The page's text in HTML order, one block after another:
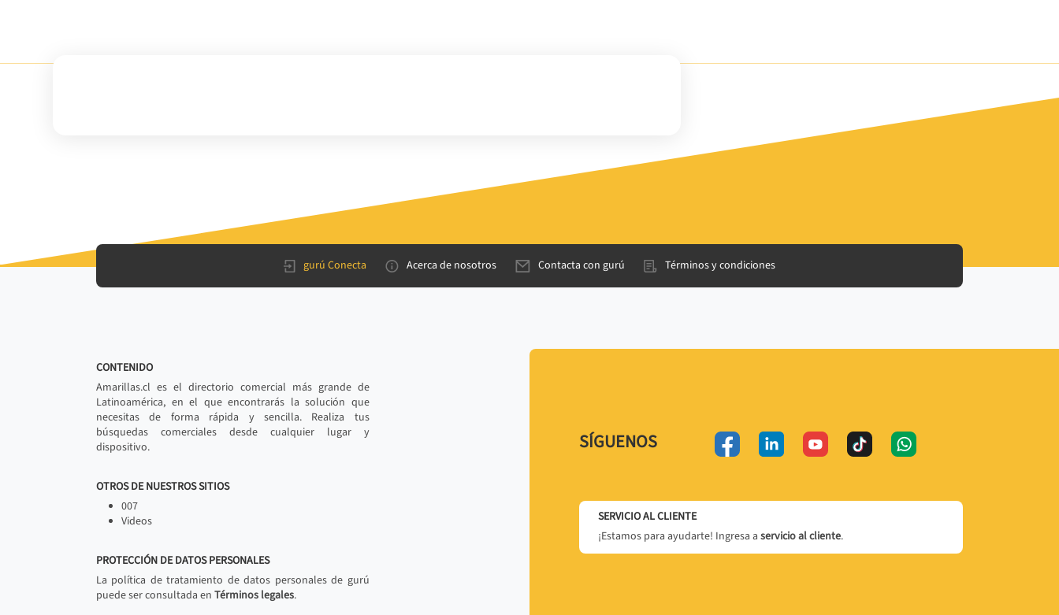
gurú Conecta Acerca de nosotros Contacta con gurú Términos y condiciones
CONTENIDO
Amarillas.cl es el directorio comercial más grande de
Latinoamérica, en el que encontrarás la solución que
necesitas de forma rápida y sencilla. Realiza tus
búsquedas comerciales desde cualquier lugar y
dispositivo.
OTROS DE NUESTROS SITIOS
007
Videos
PROTECCIÓN DE DATOS PERSONALES
La política de tratamiento de datos personales de gurú
puede ser consultada en Términos legales.
SÍGUENOS
SERVICIO AL CLIENTE
¡Estamos para ayudarte! Ingresa a servicio al cliente.